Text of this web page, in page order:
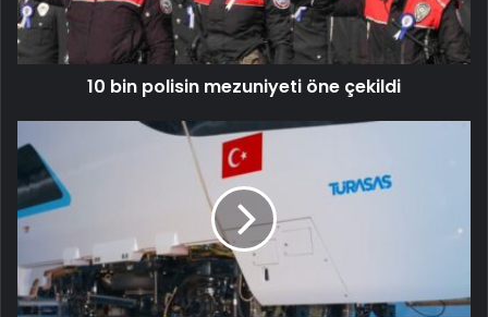
10 bin polisin mezuniyeti öne çekildi